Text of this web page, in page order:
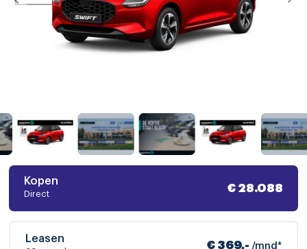
Leasen
€ 369,- /mnd*
Kopen
Direct
€ 28.088